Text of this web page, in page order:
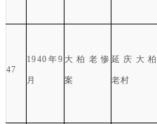
47
1940 年9
月
大柏老惨
案
延庆大柏
老村